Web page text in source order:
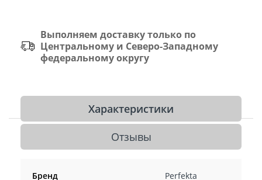
Выполняем доставку только по
Центральному и Северо-Западному
федеральному округу
Характеристики
Отзывы
Бренд Perfekta